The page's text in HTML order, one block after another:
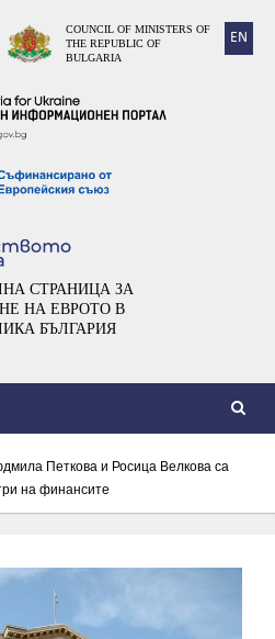
EN
COUNCIL OF MINISTERS OF
THE REPUBLIC OF
BULGARIA
СТРАНИЦА ЗА
НА ЕВРОТО В
БЪЛГАРИЯ
Петкова и Росица Велкова са
на финансите